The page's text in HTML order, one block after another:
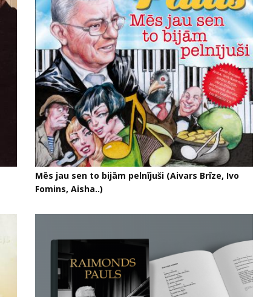
Mēs jau sen to bijām pelnījuši (Aivars Brīze, Ivo
Fomins, Aisha..)